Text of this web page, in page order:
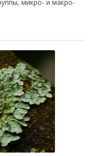
микро- и макро-